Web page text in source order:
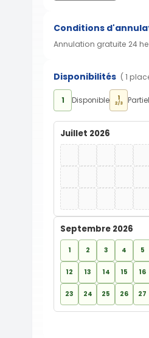
Conditions
Annulation gratuite 24
Disponibilités ( 1
1 Disponible 1
2/3
Juillet 2026
Septembre 2026
1 2 3 4 5
12 13 14 15 16
23 24 25 26 27